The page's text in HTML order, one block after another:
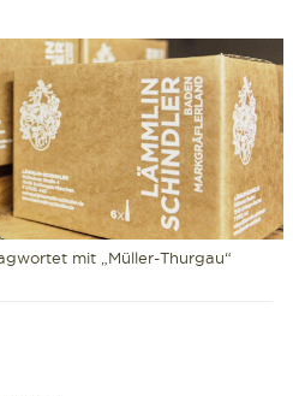
mit „Müller-Thurgau“